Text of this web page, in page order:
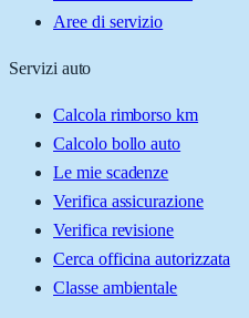
Aree di servizio
Servizi auto
Calcola rimborso km
Calcolo bollo auto
Le mie scadenze
Verifica assicurazione
Verifica revisione
Cerca officina autorizzata
Classe ambientale